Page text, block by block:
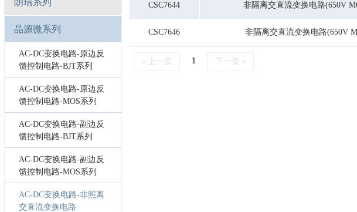
朗瑞系列
晶源微系列
AC-DC变换电路-原边反
馈控制电路-BJT系列
AC-DC变换电路-原边反
馈控制电路-MOS系列
AC-DC变换电路-副边反
馈控制电路-BJT系列
AC-DC变换电路-副边反
馈控制电路-MOS系列
AC-DC变换电路-非照离
交直流变换电路
CSC7644 非隔离交直流变换电路(650V
CSC7646 非隔离交直流变换电路(650V
« 上一页 1 下一页 »